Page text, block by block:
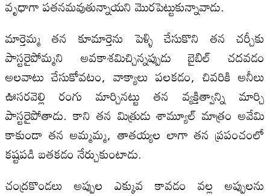
వృధాగా పతనమవుతున్నాయని మొరపెట్టుకున్నావాడు.
మార్తెమ్మ తన కూమార్తెను పెళ్ళి చేసుకొని తన చర్చీకు
పాస్టరైపోమ్మని అవకాశమిచ్చిన్నప్పుడు బైబిల్ చదవడం
అలవాటు చేసుకోవటం, వాక్యాలు పలకడం, చివరికి అనీలు
ఊసరవెల్లి రంగు మార్చినట్టు తన వ్యక్తిత్వాన్ని మార్చి
పాస్టరైపోతాడు. కాని తన మిత్రుడు శామ్యూల్ మాత్రం అవేమి
కాకుండా తన అమ్మమ్మ, తాతయ్యల లాగా తన ప్రపంచంలో
కష్టపడి బతకడం నేర్చుకుంటాడు.
చంద్రకొండలు అప్పుల ఎక్కువ కావడం వల్ల అప్పులను